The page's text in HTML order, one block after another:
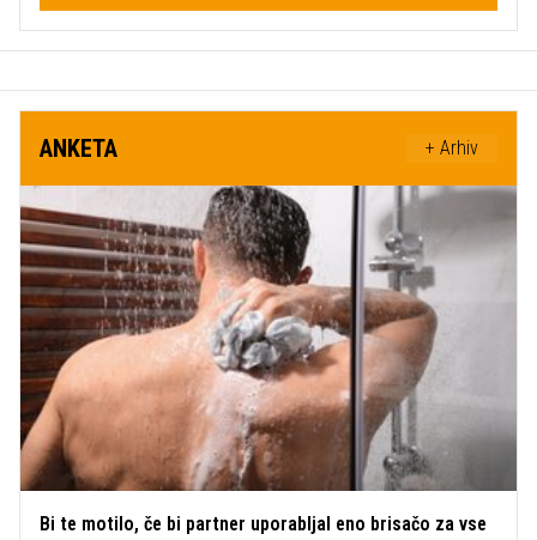
ANKETA + Arhiv
Bi te motilo, če bi partner uporabljal eno brisačo za vse